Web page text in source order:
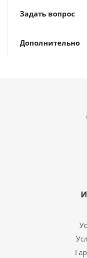
Задать вопрос
Дополнительно